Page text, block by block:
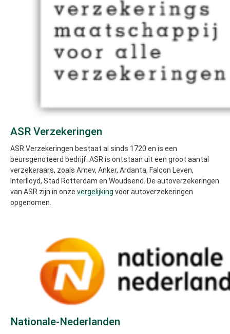
ASR Verzekeringen
ASR Verzekeringen bestaat al sinds 1720 en is een
beursgenoteerd bedrijf. ASR is ontstaan uit een groot aantal
verzekeraars, zoals Amev, Anker, Ardanta, Falcon Leven,
Interlloyd, Stad Rotterdam en Woudsend. De autoverzekeringen
van ASR zijn in onze vergelijking voor autoverzekeringen
opgenomen.
Nationale-Nederlanden